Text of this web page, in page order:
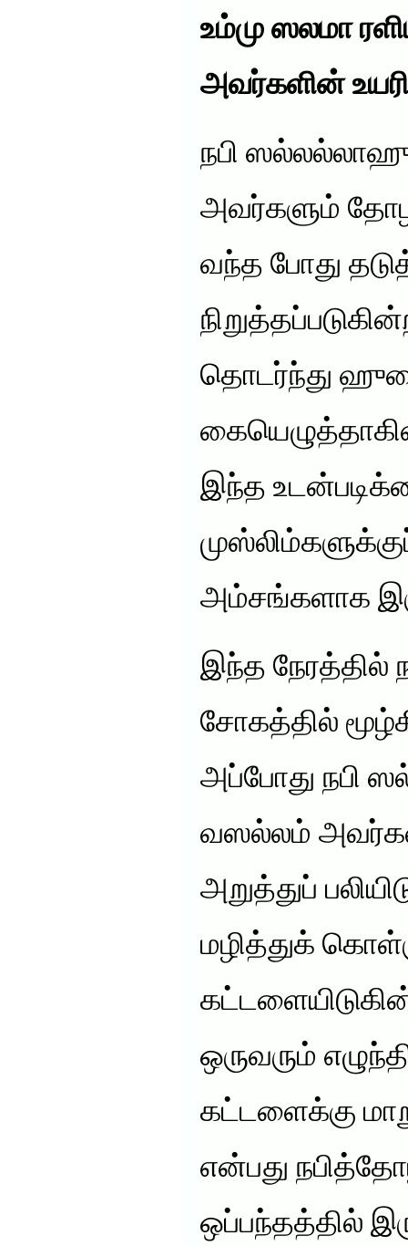
உம்மு ஸலமா
அவர்களின்
நபி
அவர்களும்
வந்த போது
தொடர்ந்து
இந்த
அம்சங்களாக
இந்த நேரத்தில்
சோகத்தில்
அப்போது நபி
வஸல்லம்
அறுத்துப்
மழித்துக்
ஒருவரும்
கட்டளைக்கு
என்பது
ஒப்பந்தத்தில்